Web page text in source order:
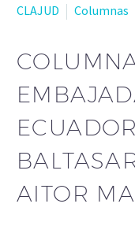
CLAJUD
Columnas
AITOR